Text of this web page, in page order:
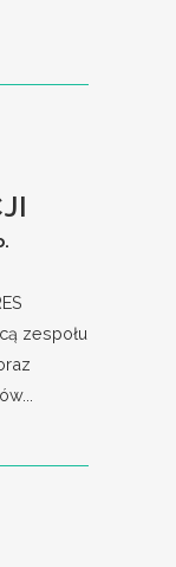
zespołu